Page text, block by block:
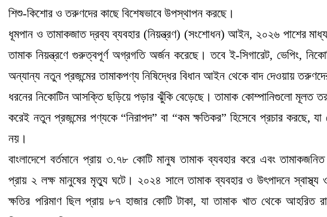
শিশু-কিশোর ও তরুণদের কাছে বিশেষভাবে উপস্থাপন করছে।
ধূমপান ও তামাকজাত দ্রব্য ব্যবহার (নিয়ন্ত্রণ) (সংশোধন) আইন, ২০২৬ পাশের
তামাক নিয়ন্ত্রণে গুরুত্বপূর্ণ অগ্রগতি অর্জন করেছে। তবে ই-সিগারেট, ভেপিং,
অন্যান্য নতুন প্রজন্মের তামাকপণ্য নিষিদ্ধের বিধান আইন থেকে বাদ দেওয়ায়
ধরনের নিকোটিন আসক্তি ছড়িয়ে পড়ার ঝুঁকি বেড়েছে। তামাক কোম্পানিগুলো মূলত
করেই নতুন প্রজন্মের পণ্যকে “নিরাপদ” বা “কম ক্ষতিকর” হিসেবে প্রচার করছে, যা
নয়।
বাংলাদেশে বর্তমানে প্রায় ৩.৭৮ কোটি মানুষ তামাক ব্যবহার করে এবং
প্রায় ২ লক্ষ মানুষের মৃত্যু ঘটে। ২০২৪ সালে তামাক ব্যবহার ও উৎপাদনে স্বাস্থ্য
ক্ষতির পরিমাণ ছিল প্রায় ৮৭ হাজার কোটি টাকা, যা তামাক খাত থেকে আহরিত